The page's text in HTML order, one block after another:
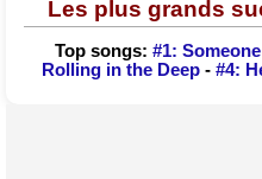
Les plus grands
Top songs: #1:
Rolling in the Deep- #4: